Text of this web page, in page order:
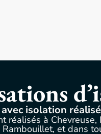
isolation
réalisés à
et dans